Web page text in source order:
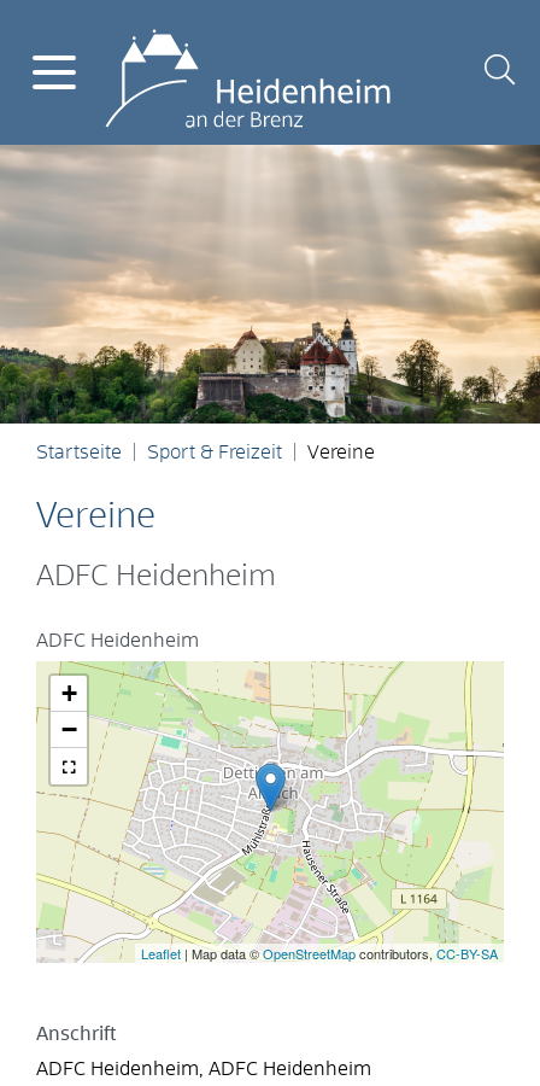
Startseite Sport & Freizeit Vereine
Vereine
ADFC Heidenheim
ADFC Heidenheim
+
−
Leaflet | Map data ©OpenStreetMapcontributors, CC-BY-SA
Anschrift
ADFC Heidenheim, ADFC Heidenheim